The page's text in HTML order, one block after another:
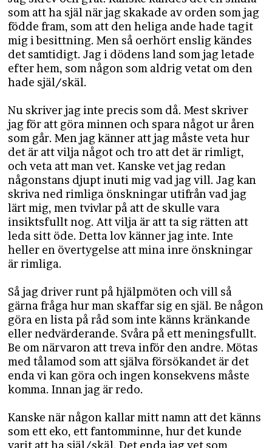
som att ha själ när jag skakade av orden som jag
födde fram, som att den heliga ande hade tagit
mig i besittning. Men så oerhört enslig kändes
det samtidigt. Jag i dödens land som jag letade
efter hem, som någon som aldrig vetat om den
hade själ/skäl.
Nu skriver jag inte precis som då. Mest skriver
jag för att göra minnen och spara något ur åren
som går. Men jag känner att jag måste veta hur
det är att vilja något och tro att det är rimligt,
och veta att man vet. Kanske vet jag redan
någonstans djupt inuti mig vad jag vill. Jag kan
skriva ned rimliga önskningar utifrån vad jag
lärt mig, men tvivlar på att de skulle vara
insiktsfullt nog. Att vilja är att ta sig rätten att
leda sitt öde. Detta lov känner jag inte. Inte
heller en övertygelse att mina inre önskningar
är rimliga.
Så jag driver runt på hjälpmöten och vill så
gärna fråga hur man skaffar sig en själ. Be någon
göra en lista på råd som inte känns kränkande
eller nedvärderande. Svåra på ett meningsfullt.
Be om närvaron att treva inför den andre. Mötas
med tålamod som att själva försökandet är det
enda vi kan göra och ingen konsekvens måste
komma. Innan jag är redo.
Kanske när någon kallar mitt namn att det känns
som ett eko, ett fantomminne, hur det kunde
varit att ha själ/skäl. Det enda jag vet som